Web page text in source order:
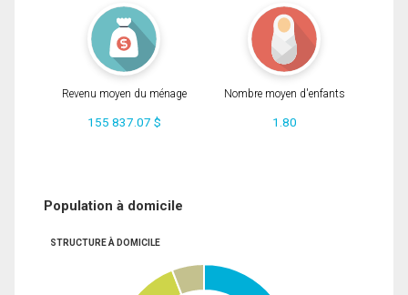
Revenu moyen du ménage
155 837.07 $
Nombre moyen d'enfants
1.80
Population à domicile
STRUCTURE À DOMICILE